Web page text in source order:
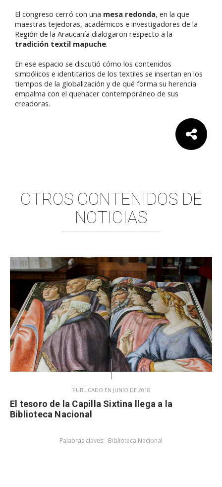
El congreso cerró con una mesa redonda, en la que
maestras tejedoras, académicos e investigadores de la
Región de la Araucanía dialogaron respecto a la
tradición textil mapuche.
En ese espacio se discutió cómo los contenidos
simbólicos e identitarios de los textiles se insertan en los
tiempos de la globalización y de qué forma su herencia
empalma con el quehacer contemporáneo de sus
creadoras.
OTROS CONTENIDOS DE
NOTICIAS
PUBLICADO EN JUNIO DE 2018
El tesoro de la Capilla Sixtina llega a la
Biblioteca Nacional
Palabras claves: Biblioteca Nacional